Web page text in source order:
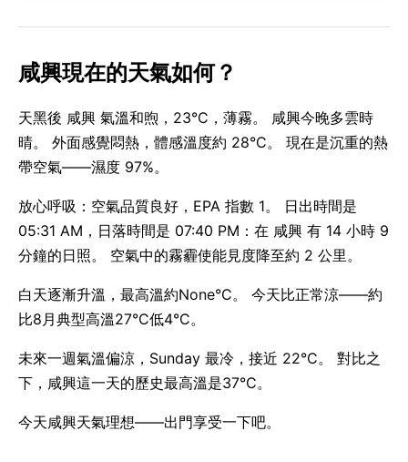
咸興現在的天氣如何？
天黑後 咸興 氣溫和煦，23°C，薄霧。 咸興今晚多雲時
晴。 外面感覺悶熱，體感溫度約 28°C。 現在是沉重的熱
帶空氣——濕度 97%。
放心呼吸：空氣品質良好，EPA 指數 1。 日出時間是
05:31 AM，日落時間是 07:40 PM：在 咸興 有 14 小時 9
分鐘的日照。 空氣中的霧霾使能見度降至約 2 公里。
白天逐漸升溫，最高溫約None°C。 今天比正常涼——約
比8月典型高溫27°C低4°C。
未來一週氣溫偏涼，Sunday 最冷，接近 22°C。 對比之
下，咸興這一天的歷史最高溫是37°C。
今天咸興天氣理想——出門享受一下吧。